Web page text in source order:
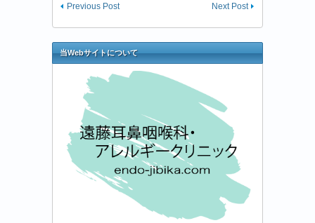
Next Post
Previous Post
当Webサイトについて